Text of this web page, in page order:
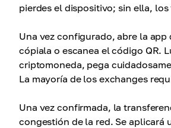
pierdes el dispositivo; sin ella,
Una vez configurado, abre la
cópiala o escanea el código QR.
criptomoneda, pega
La mayoría de los exchanges
Una vez confirmada, la
congestión de la red. Se aplicará